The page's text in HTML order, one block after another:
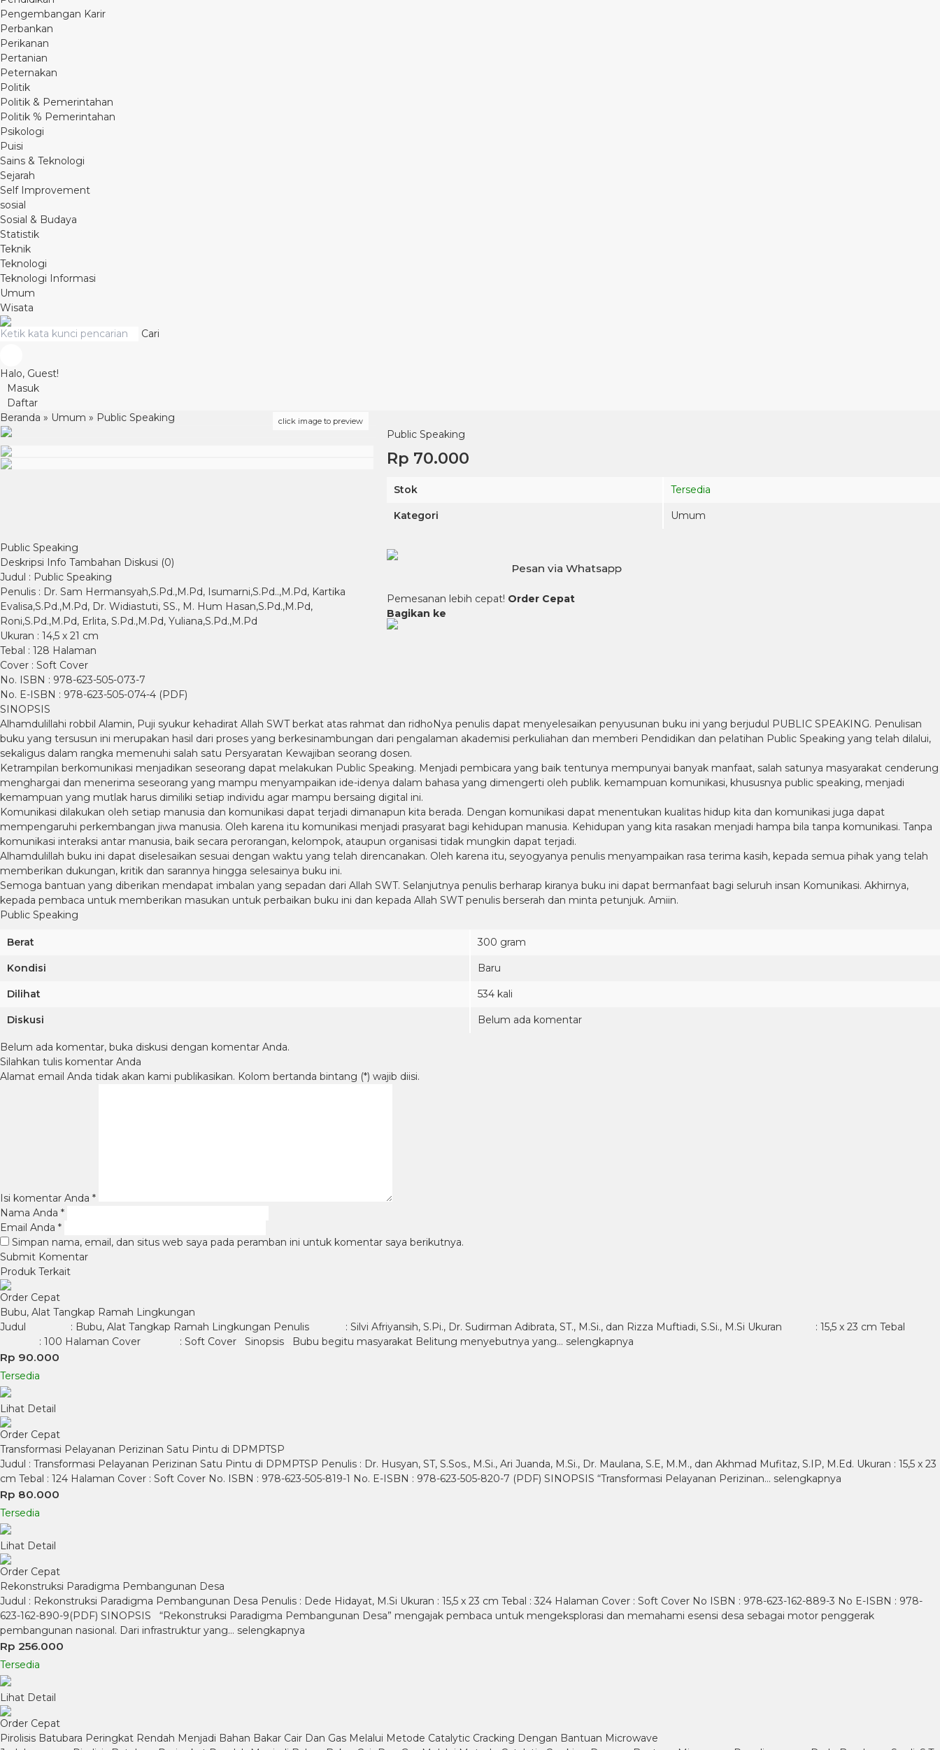
Pengembangan Karir
Perbankan
Perikanan
Pertanian
Peternakan
Politik
Politik & Pemerintahan
Politik % Pemerintahan
Psikologi
Puisi
Sains & Teknologi
Sejarah
Self Improvement
sosial
Sosial & Budaya
Statistik
Teknik
Teknologi
Teknologi Informasi
Umum
Wisata
Cari
Halo, Guest!
Masuk
Daftar
Beranda » Umum » Public Speaking click image to preview
Public Speaking
Rp 70.000
Stok Tersedia
Kategori Umum
Pesan via Whatsapp
Pemesanan lebih cepat! Order Cepat
Bagikan ke
Public Speaking
Deskripsi Info Tambahan Diskusi (0)
Judul : Public Speaking
Penulis : Dr. Sam Hermansyah,S.Pd.,M.Pd, Isumarni,S.Pd..,M.Pd, Kartika
Evalisa,S.Pd.,M.Pd, Dr. Widiastuti, SS., M. Hum Hasan,S.Pd.,M.Pd,
Roni,S.Pd.,M.Pd, Erlita, S.Pd.,M.Pd, Yuliana,S.Pd.,M.Pd
Ukuran : 14,5 x 21 cm
Tebal : 128 Halaman
Cover : Soft Cover
No. ISBN : 978-623-505-073-7
No. E-ISBN : 978-623-505-074-4 (PDF)
SINOPSIS
Alhamdulillahi robbil Alamin, Puji syukur kehadirat Allah SWT berkat atas rahmat dan ridhoNya penulis dapat menyelesaikan penyusunan buku ini yang berjudul PUBLIC SPEAKING. Penulisan
buku yang tersusun ini merupakan hasil dari proses yang berkesinambungan dari pengalaman akademisi perkuliahan dan memberi Pendidikan dan pelatihan Public Speaking yang telah dilalui,
sekaligus dalam rangka memenuhi salah satu Persyaratan Kewajiban seorang dosen.
Ketrampilan berkomunikasi menjadikan seseorang dapat melakukan Public Speaking. Menjadi pembicara yang baik tentunya mempunyai banyak manfaat, salah satunya masyarakat cenderung
menghargai dan menerima seseorang yang mampu menyampaikan ide-idenya dalam bahasa yang dimengerti oleh publik. kemampuan komunikasi, khususnya public speaking, menjadi
kemampuan yang mutlak harus dimiliki setiap individu agar mampu bersaing digital ini.
Komunikasi dilakukan oleh setiap manusia dan komunikasi dapat terjadi dimanapun kita berada. Dengan komunikasi dapat menentukan kualitas hidup kita dan komunikasi juga dapat
mempengaruhi perkembangan jiwa manusia. Oleh karena itu komunikasi menjadi prasyarat bagi kehidupan manusia. Kehidupan yang kita rasakan menjadi hampa bila tanpa komunikasi. Tanpa
komunikasi interaksi antar manusia, baik secara perorangan, kelompok, ataupun organisasi tidak mungkin dapat terjadi.
Alhamdulillah buku ini dapat diselesaikan sesuai dengan waktu yang telah direncanakan. Oleh karena itu, seyogyanya penulis menyampaikan rasa terima kasih, kepada semua pihak yang telah
memberikan dukungan, kritik dan sarannya hingga selesainya buku ini.
Semoga bantuan yang diberikan mendapat imbalan yang sepadan dari Allah SWT. Selanjutnya penulis berharap kiranya buku ini dapat bermanfaat bagi seluruh insan Komunikasi. Akhirnya,
kepada pembaca untuk memberikan masukan untuk perbaikan buku ini dan kepada Allah SWT penulis berserah dan minta petunjuk. Amiin.
Public Speaking
Berat 300 gram
Kondisi Baru
Dilihat 534 kali
Diskusi Belum ada komentar
Belum ada komentar, buka diskusi dengan komentar Anda.
Silahkan tulis komentar Anda
Alamat email Anda tidak akan kami publikasikan. Kolom bertanda bintang (*) wajib diisi.
Isi komentar Anda *
Nama Anda *
Email Anda *
Simpan nama, email, dan situs web saya pada peramban ini untuk komentar saya berikutnya.
Produk Terkait
Order Cepat
Bubu, Alat Tangkap Ramah Lingkungan
Judul : Bubu, Alat Tangkap Ramah Lingkungan Penulis : Silvi Afriyansih, S.Pi., Dr. Sudirman Adibrata, ST., M.Si., dan Rizza Muftiadi, S.Si., M.Si Ukuran : 15,5 x 23 cm Tebal
: 100 Halaman Cover : Soft Cover Sinopsis Bubu begitu masyarakat Belitung menyebutnya yang… selengkapnya
Rp 90.000
Tersedia
Lihat Detail
Order Cepat
Transformasi Pelayanan Perizinan Satu Pintu di DPMPTSP
Judul : Transformasi Pelayanan Perizinan Satu Pintu di DPMPTSP Penulis : Dr. Husyan, ST, S.Sos., M.Si., Ari Juanda, M.Si., Dr. Maulana, S.E, M.M., dan Akhmad Mufitaz, S.IP, M.Ed. Ukuran : 15,5 x 23
cm Tebal : 124 Halaman Cover : Soft Cover No. ISBN : 978-623-505-819-1 No. E-ISBN : 978-623-505-820-7 (PDF) SINOPSIS “Transformasi Pelayanan Perizinan… selengkapnya
Rp 80.000
Tersedia
Lihat Detail
Order Cepat
Rekonstruksi Paradigma Pembangunan Desa
Judul : Rekonstruksi Paradigma Pembangunan Desa Penulis : Dede Hidayat, M.Si Ukuran : 15,5 x 23 cm Tebal : 324 Halaman Cover : Soft Cover No ISBN : 978-623-162-889-3 No E-ISBN : 978-
623-162-890-9(PDF) SINOPSIS “Rekonstruksi Paradigma Pembangunan Desa” mengajak pembaca untuk mengeksplorasi dan memahami esensi desa sebagai motor penggerak
pembangunan nasional. Dari infrastruktur yang… selengkapnya
Rp 256.000
Tersedia
Lihat Detail
Order Cepat
Pirolisis Batubara Peringkat Rendah Menjadi Bahan Bakar Cair Dan Gas Melalui Metode Catalytic Cracking Dengan Bantuan Microwave